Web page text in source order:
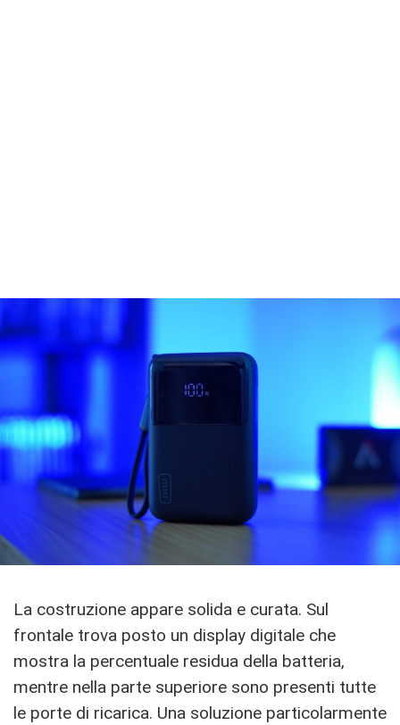
La costruzione appare solida e curata. Sul
frontale trova posto un display digitale che
mostra la percentuale residua della batteria,
mentre nella parte superiore sono presenti tutte
le porte di ricarica. Una soluzione particolarmente